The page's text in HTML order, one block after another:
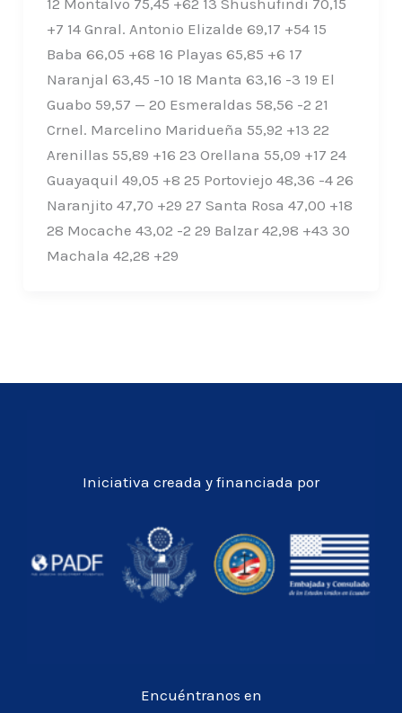
12 Montalvo 75,45 +62 13 Shushufindi 70,15
+7 14 Gnral. Antonio Elizalde 69,17 +54 15
Baba 66,05 +68 16 Playas 65,85 +6 17
Naranjal 63,45 -10 18 Manta 63,16 -3 19 El
Guabo 59,57 — 20 Esmeraldas 58,56 -2 21
Crnel. Marcelino Maridueña 55,92 +13 22
Arenillas 55,89 +16 23 Orellana 55,09 +17 24
Guayaquil 49,05 +8 25 Portoviejo 48,36 -4 26
Naranjito 47,70 +29 27 Santa Rosa 47,00 +18
28 Mocache 43,02 -2 29 Balzar 42,98 +43 30
Machala 42,28 +29
Iniciativa creada y financiada por
Encuéntranos en